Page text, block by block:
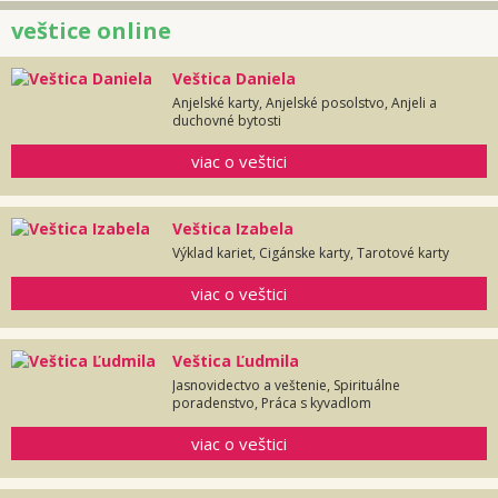
veštice online
Veštica Daniela
Anjelské karty, Anjelské posolstvo, Anjeli a
duchovné bytosti
viac o veštici
Veštica Izabela
Výklad kariet, Cigánske karty, Tarotové karty
viac o veštici
Veštica Ľudmila
Jasnovidectvo a veštenie, Spirituálne
poradenstvo, Práca s kyvadlom
viac o veštici